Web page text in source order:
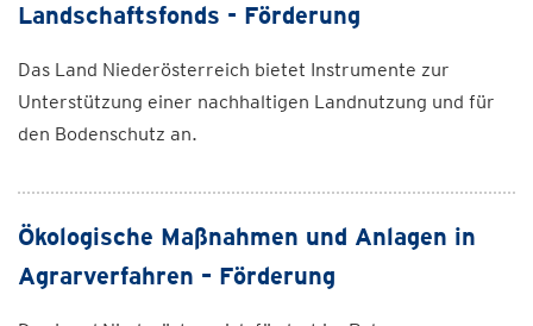
Landschaftsfonds - Förderung
Das Land Niederösterreich bietet Instrumente zur
Unterstützung einer nachhaltigen Landnutzung und für
den Bodenschutz an.
Ökologische Maßnahmen und Anlagen in
Agrarverfahren – Förderung